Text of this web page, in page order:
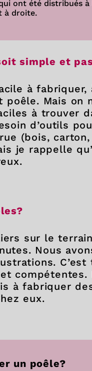
ont été distribués
à droite.
simple et
à
Mais on
à trouver
d’outils
(bois,
je rappelle
sur le
Nous
à fabriquer
eux.
un poêle?